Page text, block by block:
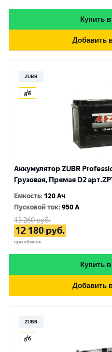
Купить
Добавить
ZUBR
Аккумулятор ZUBR
Грузовая, Прямая D2
Емкость: 120 Ач
Пусковой ток:950 A
13 260руб.
12 180 руб.
при обмене
Купить
Добавить
ZUBR